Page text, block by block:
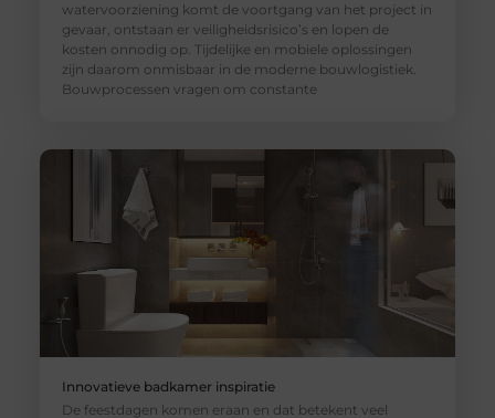
watervoorziening komt de voortgang van het project in
gevaar, ontstaan er veiligheidsrisico’s en lopen de
kosten onnodig op. Tijdelijke en mobiele oplossingen
zijn daarom onmisbaar in de moderne bouwlogistiek.
Bouwprocessen vragen om constante
Innovatieve badkamer inspiratie
De feestdagen komen eraan en dat betekent veel